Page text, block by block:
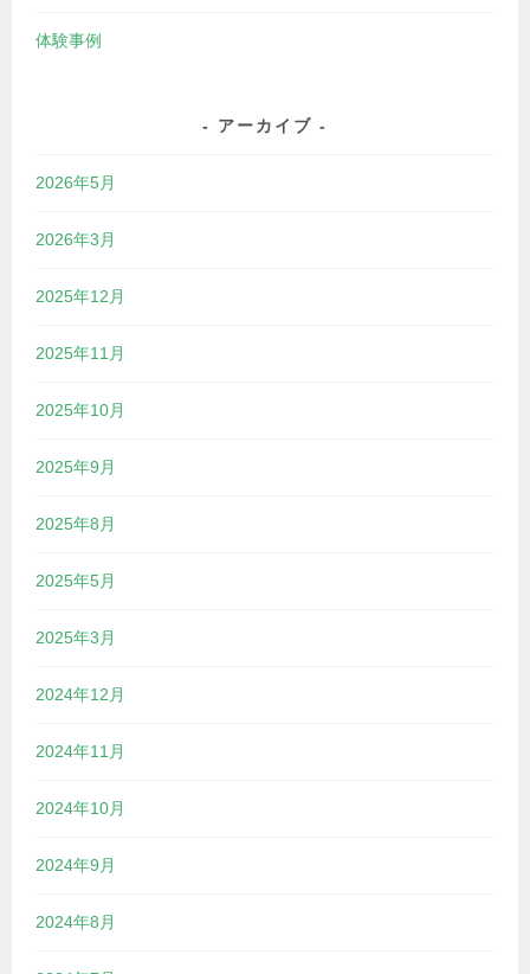
体験事例
アーカイブ
2026年5月
2026年3月
2025年12月
2025年11月
2025年10月
2025年9月
2025年8月
2025年5月
2025年3月
2024年12月
2024年11月
2024年10月
2024年9月
2024年8月